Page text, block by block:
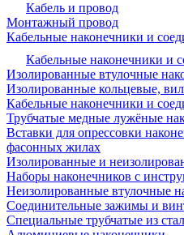
Кабель и провод
Монтажный провод
Кабельные наконечники и
Кабельные наконечники и
Изолированные втулочные
Изолированные кольцевые,
Кабельные наконечники и
Трубчатые медные лужёные
Вставки для опрессовки
фасонных жилах
Изолированные и
Наборы наконечников с
Неизолированные втулочные
Соединительные зажимы и
Специальные трубчатые из